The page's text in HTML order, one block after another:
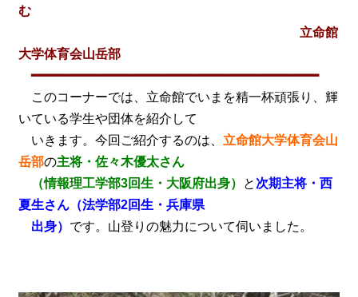
む
立命館
大学体育会山岳部
━━━━━━━━━━━━━━━━━━━━━━━━━━━━━━━━━━━━
このコーナーでは、立命館でいまを精一杯頑張り、輝
いている学生や団体を紹介して
いきます。今回ご紹介するのは、 立命館大学体育会山
岳部の主将・佐々木優太さん
（情報理工学部3回生・大阪府出身）
と 次期主将・西
夏生さん（法学部2回生・兵庫県
出身） です。山登りの魅力について伺いました。